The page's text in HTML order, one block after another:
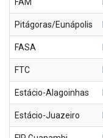
Pitágoras/Eunápolis
FASA
FTC
Estácio-Alagoinhas
Estácio-Juazeiro